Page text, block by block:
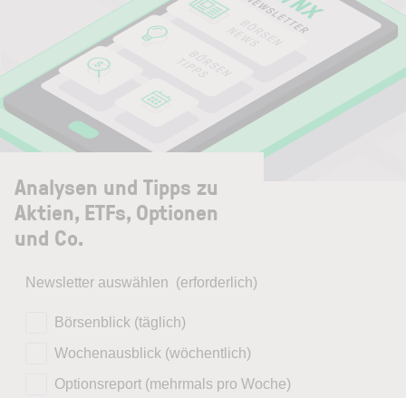
Analysen und Tipps zu
Aktien, ETFs, Optionen
und Co.
Newsletter auswählen (erforderlich)
Börsenblick (täglich)
Wochenausblick (wöchentlich)
Optionsreport (mehrmals pro Woche)